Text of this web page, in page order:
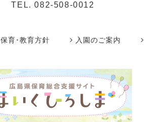
TEL.082-508-0012
保育･教育方針 入園のご案内